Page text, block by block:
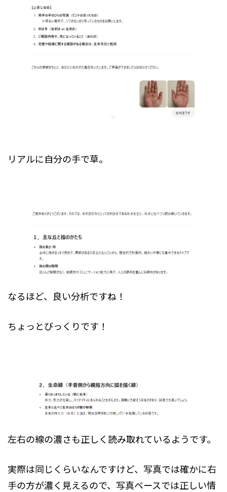
リアルに自分の手で草。
なるほど、良い分析ですね！
ちょっとびっくりです！
左右の線の濃さも正しく読み取れているようです。
実際は同じくらいなんですけど、写真では確かに右
手の方が濃く見えるので、写真ベースでは正しい情